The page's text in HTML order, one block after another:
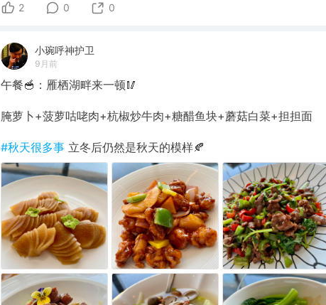
2 0 0
小琬呼神护卫
9月前
午餐🥣：雁栖湖畔来一顿🥢
腌萝卜+菠萝咕咾肉+杭椒炒牛肉+糖醋鱼块+蘑菇白菜+担担面
#秋天很多事 立冬后仍然是秋天的模样🍂